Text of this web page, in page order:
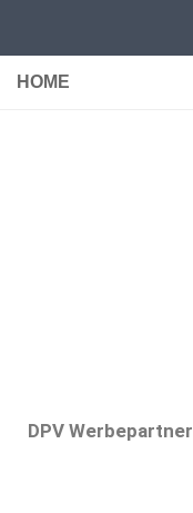
HOME
DPV Werbepartner